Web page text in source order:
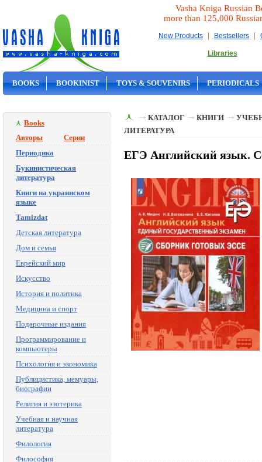
Vasha Kniga Russian
more than 125,000
New Products | Bestsellers |
Libraries
BOOKS BOOKINIST TOYS & SOUVENIRS PERIODICALS
Books
Авторы
Серии
Периодика
Букинистическая
литература
Книги на украинском
языке
Tamizdat
Детская литература
Дом и семья
Еврейский мир
Искусство
История и политика
Медицина и спорт
Подарочные издания
Программирование и
компьютеры
Психология и экономика
Публицистика, мемуары,
биографии
Религия и эзотерика
Учебная и научная
литература
Филология
Философия
КАТАЛОГ КНИГИ
ЛИТЕРАТУРА
ЕГЭ Английский язык.